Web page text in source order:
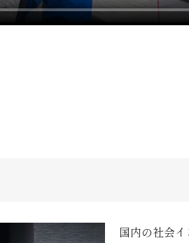
国内の社会